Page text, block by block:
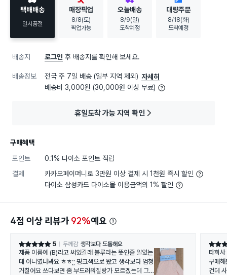
택배배송
일시품절
매장픽업
8/8(토)
픽업가능
오늘배송
8/9(일)
도착예정
대량주문
8/18(화)
도착예정
배송지 로그인 후 배송지를 확인해 보세요.
배송정보 전국 주 7일 배송 (일부 지역 제외) 자세히
배송비 3,000원 (30,000원 이상 무료)
휴일도착 가능 지역 확인
구매혜택
포인트
0.1% 다이소 포인트 적립
결제
카카오페이머니로 3만원 이상 결제 시 1천원 즉시 할인
다이소 삼성카드 다이소몰 이용금액의 1% 할인
4점 이상 리뷰가 92%예요
별점 5점 5 두께감 생각보다 도톰해요
제품 이름에 (B)라고 써있길래 블루라는 뜻인줄 알았는
데 아니였나봐요 ㅎㅎ;; 핑크색으로 왔고 생각보다 엄청
거칠어요 쓰다보면 좀 부드러워질랑가 모르겠는데 그
별점 5
타회사
구매해
건데